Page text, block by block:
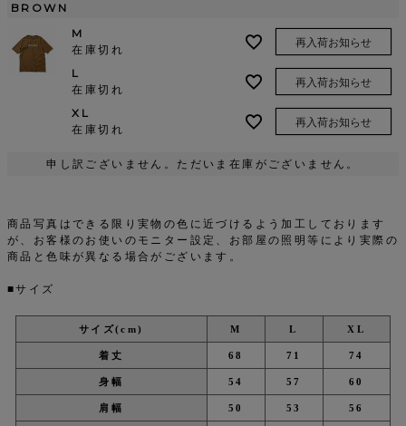
BROWN
M
在庫切れ
再入荷お知らせ
L
在庫切れ
再入荷お知らせ
XL
在庫切れ
再入荷お知らせ
申し訳ございません。ただいま在庫がございません。
商品写真はできる限り実物の色に近づけるよう加工しております
が、お客様のお使いのモニター設定、お部屋の照明等により実際の
商品と色味が異なる場合がございます。
■サイズ
サイズ(cm) M L XL
着丈 68 71 74
身幅 54 57 60
肩幅 50 53 56